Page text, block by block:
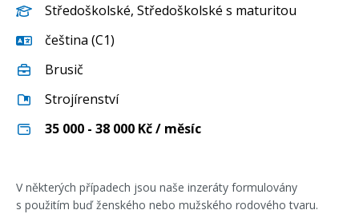
Středoškolské, Středoškolské s maturitou
čeština (C1)
Brusič
Strojírenství
35 000 - 38 000 Kč / měsíc
V některých případech jsou naše inzeráty formulovány
s použitím buď ženského nebo mužského rodového tvaru.